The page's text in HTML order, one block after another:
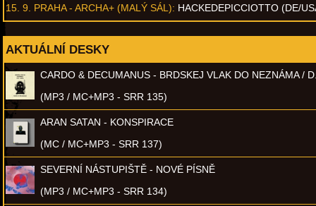
15. 9. PRAHA - ARCHA+ (MALÝ SÁL): HACKEDEPICCIOTTO (DE/
AKTUÁLNÍ DESKY
CARDO & DECUMANUS - BRDSKEJ VLAK DO NEZNÁMA /
(MP3 / MC+MP3 - SRR 135)
ARAN SATAN - KONSPIRACE
(MC / MC+MP3 - SRR 137)
SEVERNÍ NÁSTUPIŠTĚ - NOVÉ PÍSNĚ
(MP3 / MC+MP3 - SRR 134)